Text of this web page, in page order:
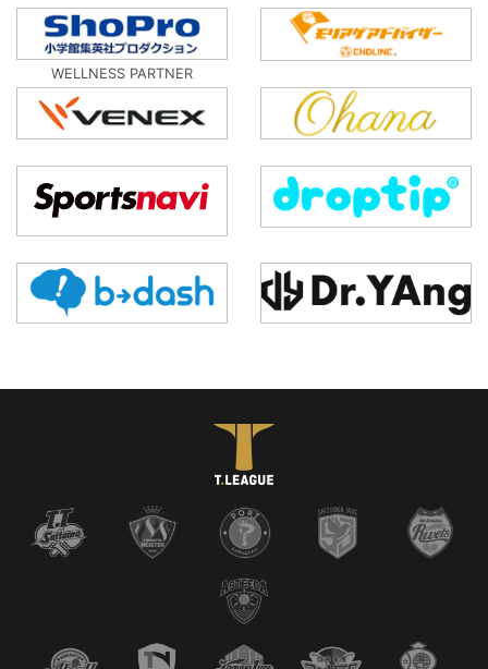
WELLNESS PARTNER